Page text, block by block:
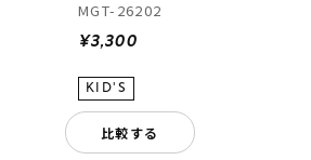
MGT-26202
¥3,300
比較する